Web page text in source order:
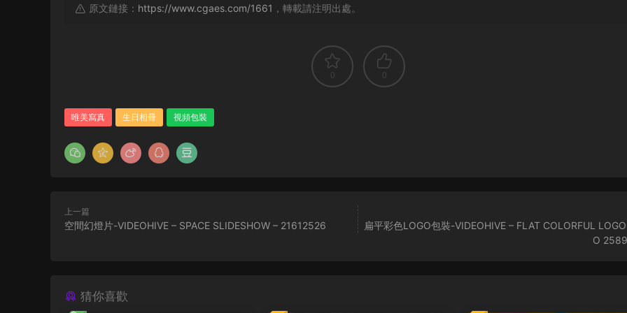
原文鏈接： https://www.cgaes.com/1661 ，轉載請注明出處。
0 0
唯美寫真 生日相冊 視頻包裝
上一篇
空間幻燈片-VIDEOHIVE – SPACE SLIDESHOW – 21612526
扁平彩色LOGO包裝-VIDEOHIVE – FLAT COLORFUL
O
猜你喜歡